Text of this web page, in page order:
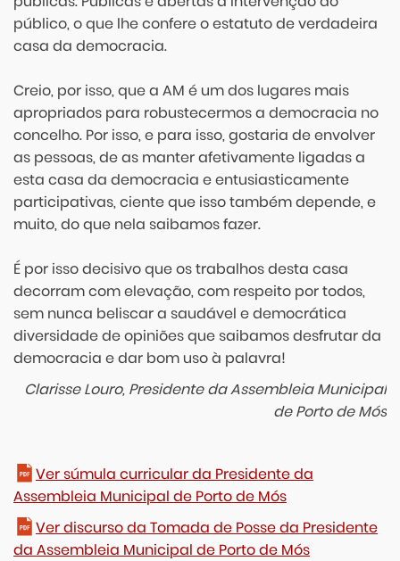
público, o que lhe confere o estatuto de verdadeira
casa da democracia.
Creio, por isso, que a AM é um dos lugares mais
apropriados para robustecermos a democracia no
concelho. Por isso, e para isso, gostaria de envolver
as pessoas, de as manter afetivamente ligadas a
esta casa da democracia e entusiasticamente
participativas, ciente que isso também depende, e
muito, do que nela saibamos fazer.
É por isso decisivo que os trabalhos desta casa
decorram com elevação, com respeito por todos,
sem nunca beliscar a saudável e democrática
diversidade de opiniões que saibamos desfrutar da
democracia e dar bom uso à palavra!
Clarisse Louro, Presidente da Assembleia Municipal
de Porto de Mós
Ver súmula curricular da Presidente da
Assembleia Municipal de Porto de Mós
Ver discurso da Tomada de Posse da Presidente
da Assembleia Municipal de Porto de Mós